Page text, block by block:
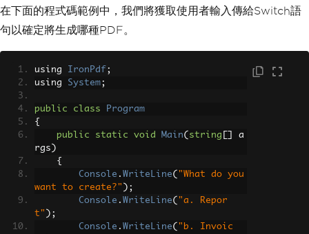
在下面的程式碼範例中，我們將獲取使用者輸入傳給Switch語
句以確定將生成哪種PDF。
using IronPdf ;
using System;
public class
Program
{
public
static void Main( string
a
rgs )
{
Console . WriteLine( "What do you
want to create?" );
Console . WriteLine( "a. Repor
t" );
Console . WriteLine( "b. Invoic